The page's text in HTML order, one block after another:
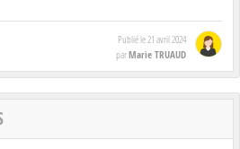
Publié le21 avril 2024
parMarie TRUAUD